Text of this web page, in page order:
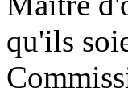
qu'ils